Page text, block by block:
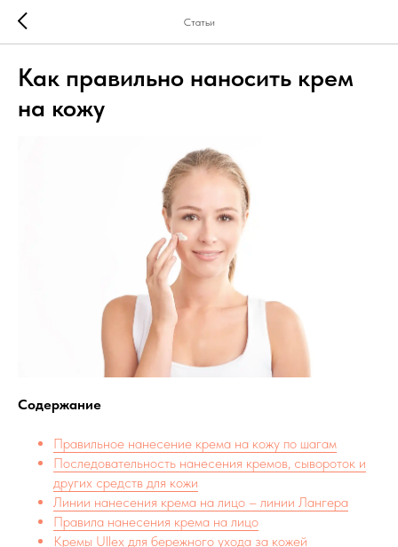
Статьи
Как правильно наносить крем
на кожу
Содержание
Правильное нанесение крема на кожу по шагам
Последовательность нанесения кремов, сывороток и
других средств для кожи
Линии нанесения крема на лицо – линии Лангера
Правила нанесения крема на лицо
Кремы Ullex для бережного ухода за кожей